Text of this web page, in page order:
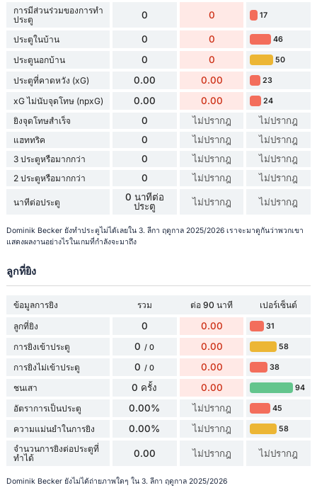
การมีส่วนร่วมของการทำ
ประตู
0 0 17
ประตูในบ้าน 0 0 46
ประตูนอกบ้าน 0 0 50
ประตูที่คาดหวัง (xG) 0.00 0.00 23
xG ไม่นับจุดโทษ (npxG) 0.00 0.00 24
ยิงจุดโทษสำเร็จ 0 ไม่ปรากฎ ไม่ปรากฎ
แฮททริค 0 ไม่ปรากฎ ไม่ปรากฎ
3 ประตูหรือมากกว่า 0 ไม่ปรากฎ ไม่ปรากฎ
2 ประตูหรือมากกว่า 0 ไม่ปรากฎ ไม่ปรากฎ
นาทีต่อประตู
0 นาทีต่อ
ประตู
ไม่ปรากฎ ไม่ปรากฎ
Dominik Becker ยังทำประตูไม่ได้เลยใน 3. ลีกา ฤดูกาล 2025/2026 เราจะมาดูกันว่าพวกเขา
แสดงผลงานอย่างไรในเกมที่กำลังจะมาถึง
ลูกที่ยิง
ข้อมูลการยิง รวม ต่อ 90 นาที
เปอร์เซ็นต์
ลูกที่ยิง
0 0.00 31
การยิงเข้าประตู 0 / 0 0.00 58
การยิงไม่เข้าประตู 0 / 0 0.00 38
ชนเสา 0 ครั้ง 0.00 94
อัตราการเป็นประตู 0.00% ไม่ปรากฎ 45
ความแม่นยำในการยิง 0.00% ไม่ปรากฎ 58
จำนวนการยิงต่อประตูที่
ทำได้
0.00 ไม่ปรากฎ ไม่ปรากฎ
Dominik Becker ยังไม่ได้ถ่ายภาพใดๆ ใน 3. ลีกา ฤดูกาล 2025/2026